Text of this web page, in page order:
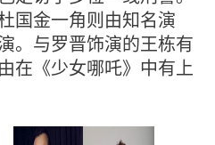
国金一角则由知名演
。与罗晋饰演的王栋有
在《少女哪吒》中有上